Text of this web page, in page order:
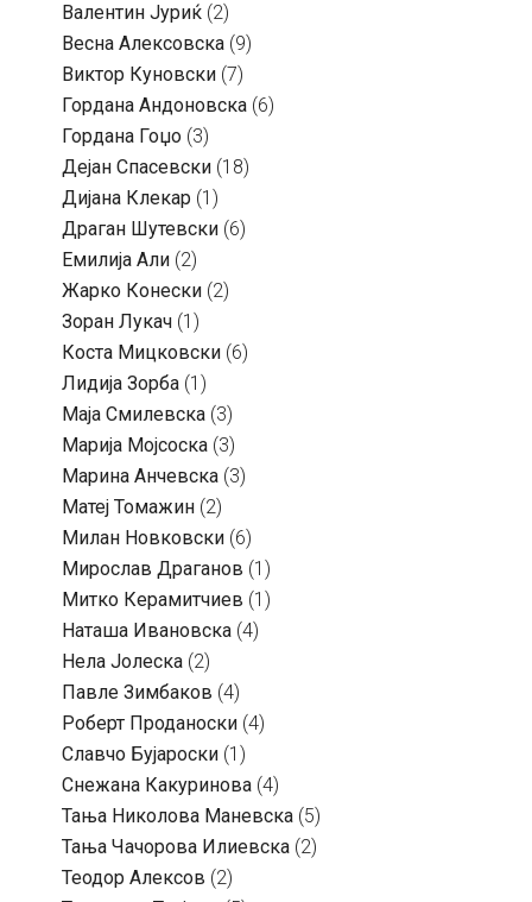
Валентин Јуриќ (2)
Весна Алексовска (9)
Виктор Куновски (7)
Гордана Андоновска (6)
Гордана Гоџо (3)
Дејан Спасевски (18)
Дијана Клекар (1)
Драган Шутевски (6)
Емилија Али (2)
Жарко Конески (2)
Зоран Лукач (1)
Коста Мицковски (6)
Лидија Зорба (1)
Маја Смилевска (3)
Марија Мојсоска (3)
Марина Анчевска (3)
Матеј Томажин (2)
Милан Новковски (6)
Мирослав Драганов (1)
Митко Керамитчиев (1)
Наташа Ивановска (4)
Нела Јолеска (2)
Павле Зимбаков (4)
Роберт Проданоски (4)
Славчо Бујароски (1)
Снежана Какуринова (4)
Тања Николова Маневска (5)
Тања Чачорова Илиевска (2)
Теодор Алексов (2)